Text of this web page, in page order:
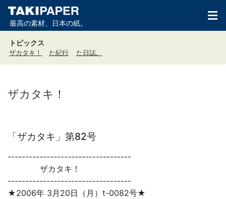
最高の素材、日本の紙。
トピックス
ザカタキ！ た紀行 た日誌。
ザカタキ！
「ザカタキ」第82号
-----------------------------------
ザカタキ！
-----------------------------------
★2006年 3月20日（月）t-0082号★